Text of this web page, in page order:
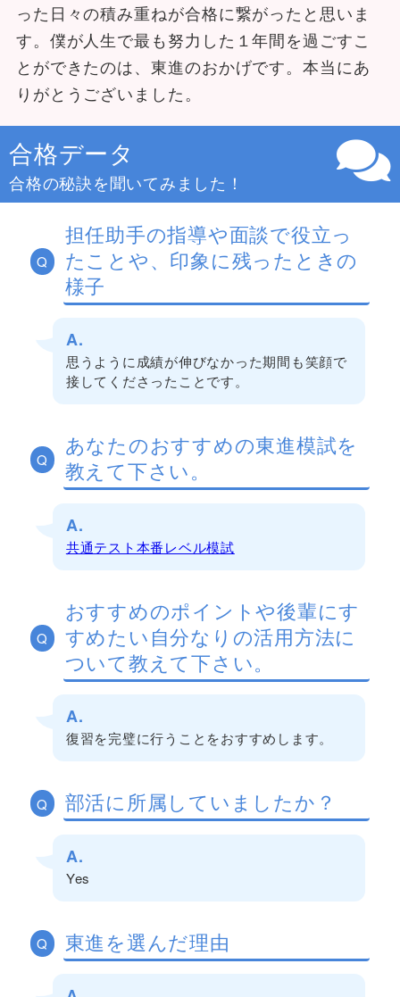
った日々の積み重ねが合格に繋がったと思いま
す。僕が人生で最も努力した１年間を過ごすこ
とができたのは、東進のおかげです。本当にあ
りがとうございました。
合格データ
合格の秘訣を聞いてみました！
Q
担任助手の指導や面談で役立っ
たことや、印象に残ったときの
様子
A.
思うように成績が伸びなかった期間も笑顔で
接してくださったことです。
Q
あなたのおすすめの東進模試を
教えて下さい。
A.
共通テスト本番レベル模試
Q
おすすめのポイントや後輩にす
すめたい自分なりの活用方法に
ついて教えて下さい。
A.
復習を完璧に行うことをおすすめします。
Q 部活に所属していましたか？
A.
Yes
Q 東進を選んだ理由